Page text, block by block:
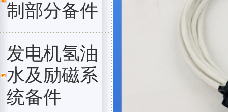
制部分备件
发电机氢油
水及励磁系
统备件